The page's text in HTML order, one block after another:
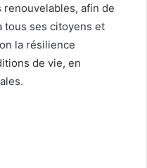
renouvelables, afin de
tous ses citoyens et
la résilience
de vie, en